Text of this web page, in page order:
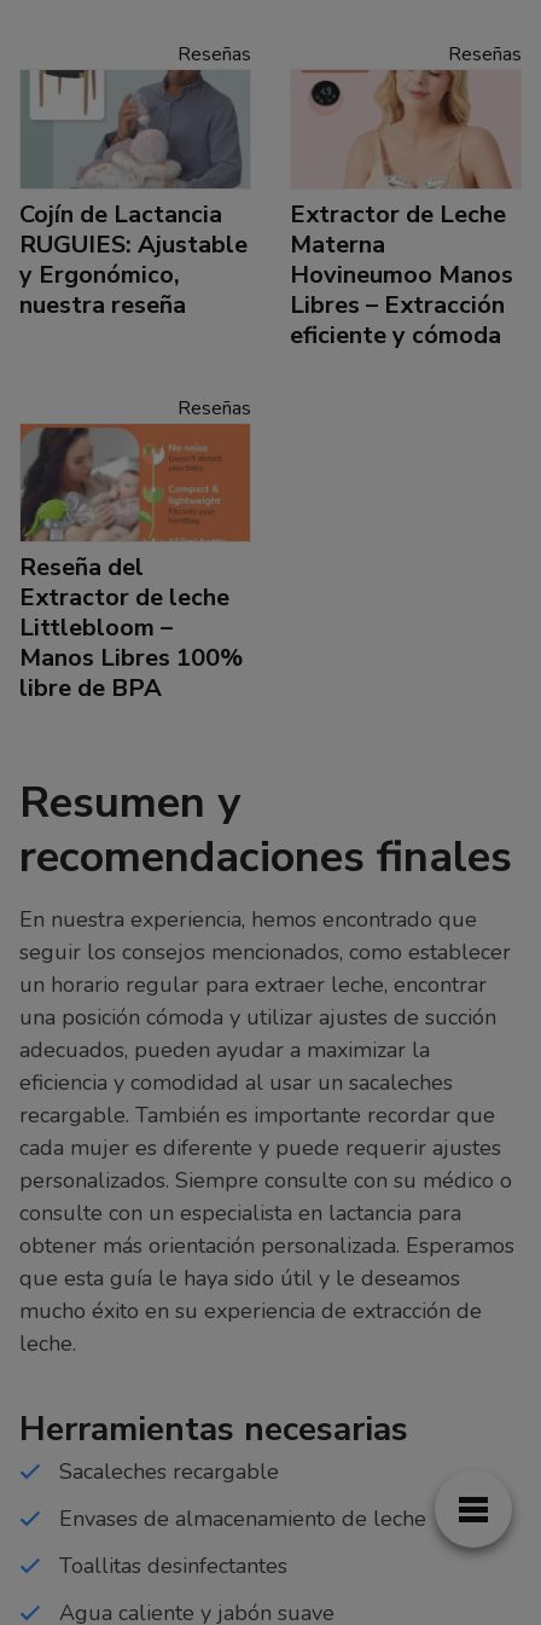
Reseñas
Cojín de Lactancia
RUGUIES: Ajustable
y Ergonómico,
nuestra reseña
Reseñas
Extractor de Leche
Materna
Hovineumoo Manos
Libres – Extracción
eficiente y cómoda
Reseñas
Reseña del
Extractor de leche
Littlebloom –
Manos Libres 100%
libre de BPA
Resumen y
recomendaciones finales
En nuestra experiencia, hemos encontrado que
seguir los consejos mencionados, como establecer
un horario regular para extraer leche, encontrar
una posición cómoda y utilizar ajustes de succión
adecuados, pueden ayudar a maximizar la
eficiencia y comodidad al usar un sacaleches
recargable. También es importante recordar que
cada mujer es diferente y puede requerir ajustes
personalizados. Siempre consulte con su médico o
consulte con un especialista en lactancia para
obtener más orientación personalizada. Esperamos
que esta guía le haya sido útil y le deseamos
mucho éxito en su experiencia de extracción de
leche.
Herramientas necesarias
Sacaleches recargable
Envases de almacenamiento de leche
Toallitas desinfectantes
Agua caliente y jabón suave